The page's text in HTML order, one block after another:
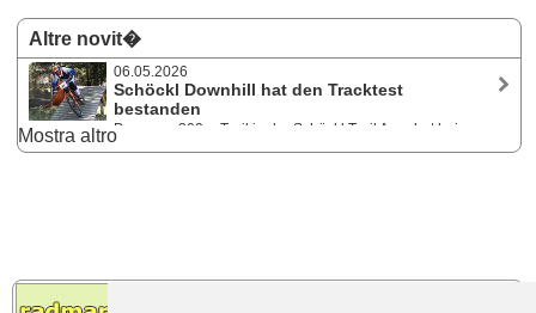
Altre novit�
06.05.2026
Schöckl Downhill hat den Tracktest
bestanden
Der neue 300er Trail in der Schöckl Trail Area hat beim
Auftakt zu den auner Austrian Gravity Series 2026 den Test unter
Mostra altro